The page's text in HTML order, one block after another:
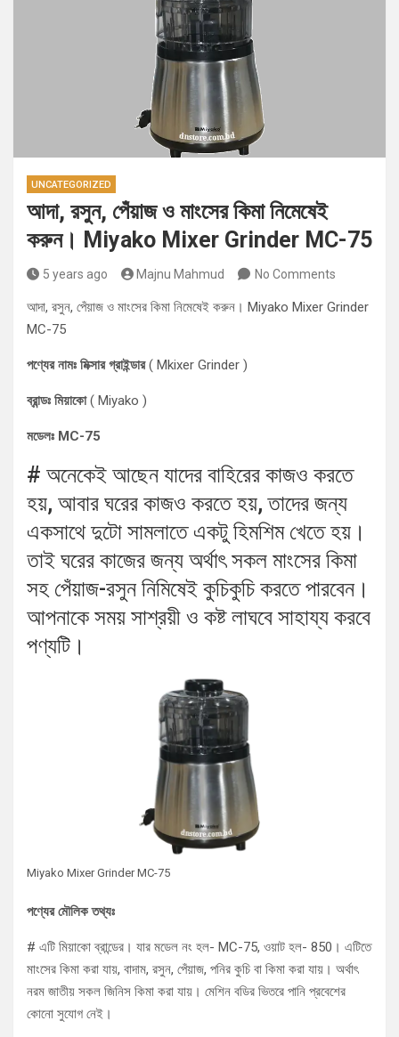
UNCATEGORIZED
আদা, রসুন, পেঁয়াজ ও মাংসের কিমা নিমেষেই
করুন। Miyako Mixer Grinder MC-75
5 years ago Majnu Mahmud No Comments
আদা, রসুন, পেঁয়াজ ও মাংসের কিমা নিমেষেই করুন। Miyako Mixer Grinder
MC-75
পণ্যের নামঃ মিক্সার গ্রাইন্ডার( Mkixer Grinder )
ব্রান্ডঃ মিয়াকো( Miyako )
মডেলঃ MC-75
# অনেকেই আছেন যাদের বাহিরের কাজও করতে
হয়, আবার ঘরের কাজও করতে হয়, তাদের জন্য
একসাথে দুটো সামলাতে একটু হিমশিম খেতে হয়।
তাই ঘরের কাজের জন্য অর্থাৎ সকল মাংসের কিমা
সহ পেঁয়াজ-রসুন নিমিষেই কুচিকুচি করতে পারবেন।
আপনাকে সময় সাশ্রয়ী ও কষ্ট লাঘবে সাহায্য করবে
পণ্যটি।
Miyako Mixer Grinder MC-75
পণ্যের মৌলিক তথ্যঃ
# এটি মিয়াকো ব্রান্ডের। যার মডেল নং হল- MC-75, ওয়াট হল- 850। এটিতে
মাংসের কিমা করা যায়, বাদাম, রসুন, পেঁয়াজ, পনির কুচি বা কিমা করা যায়। অর্থাৎ
নরম জাতীয় সকল জিনিস কিমা করা যায়। মেশিন বডির ভিতরে পানি প্রবেশের
কোনো সুযোগ নেই।